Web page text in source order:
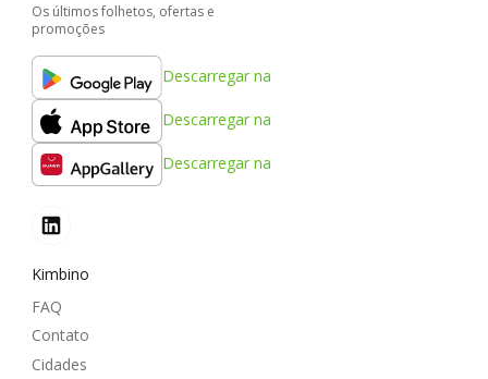
Os últimos folhetos, ofertas e
promoções
Descarregar na
Descarregar na
Descarregar na
Kimbino
FAQ
Contato
Cidades